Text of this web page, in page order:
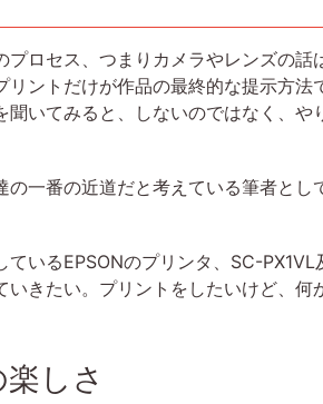
プロセス、つまりカメラやレンズの
リントだけが作品の最終的な提示方
聞いてみると、しないのではなく、
の一番の近道だと考えている筆者と
ているEPSONのプリンタ、SC-
いきたい。プリントをしたいけど、
しさ